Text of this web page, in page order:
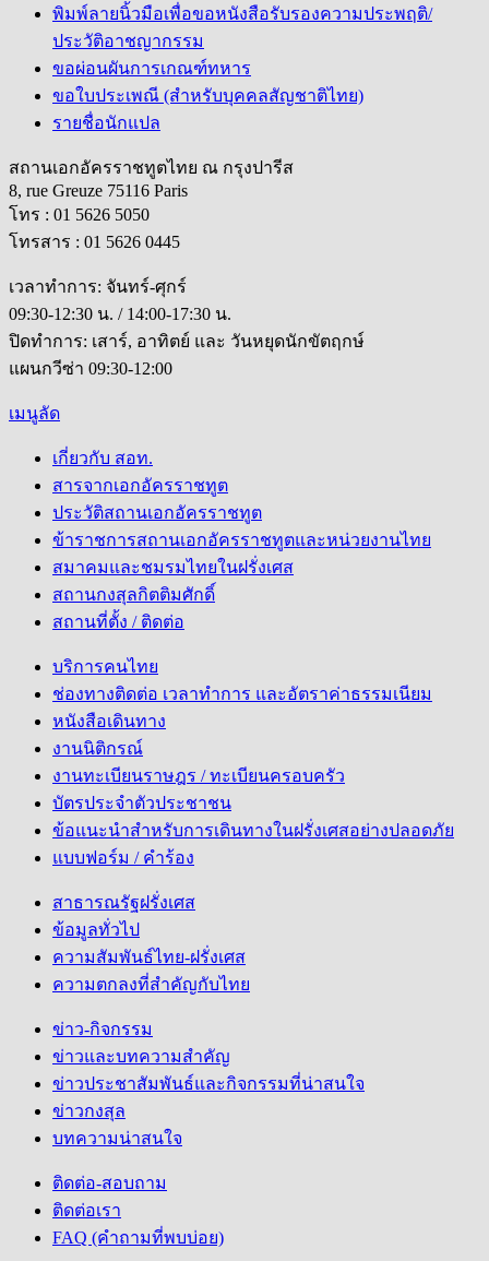
พิมพ์ลายนิ้วมือเพื่อขอหนังสือรับรองความประพฤติ/
ประวัติอาชญากรรม
ขอผ่อนผันการเกณฑ์ทหาร
ขอใบประเพณี (สำหรับบุคคลสัญชาติไทย)
รายชื่อนักแปล
สถานเอกอัครราชทูตไทย ณ กรุงปารีส
8, rue Greuze 75116 Paris
โทร : 01 5626 5050
โทรสาร : 01 5626 0445
เวลาทำการ: จันทร์-ศุกร์
09:30-12:30 น. / 14:00-17:30 น.
ปิดทำการ: เสาร์, อาทิตย์ และ วันหยุดนักขัตฤกษ์
แผนกวีซ่า 09:30-12:00
เมนูลัด
เกี่ยวกับ สอท.
สารจากเอกอัครราชทูต
ประวัติสถานเอกอัครราชทูต
ข้าราชการสถานเอกอัครราชทูตและหน่วยงานไทย
สมาคมและชมรมไทยในฝรั่งเศส
สถานกงสุลกิตติมศักดิ์
สถานที่ตั้ง / ติดต่อ
บริการคนไทย
ช่องทางติดต่อ เวลาทำการ และอัตราค่าธรรมเนียม
หนังสือเดินทาง
งานนิติกรณ์
งานทะเบียนราษฎร / ทะเบียนครอบครัว
บัตรประจำตัวประชาชน
ข้อแนะนำสำหรับการเดินทางในฝรั่งเศสอย่างปลอดภัย
แบบฟอร์ม / คำร้อง
สาธารณรัฐฝรั่งเศส
ข้อมูลทั่วไป
ความสัมพันธ์ไทย-ฝรั่งเศส
ความตกลงที่สำคัญกับไทย
ข่าว-กิจกรรม
ข่าวและบทความสำคัญ
ข่าวประชาสัมพันธ์และกิจกรรมที่น่าสนใจ
ข่าวกงสุล
บทความน่าสนใจ
ติดต่อ-สอบถาม
ติดต่อเรา
FAQ (คำถามที่พบบ่อย)